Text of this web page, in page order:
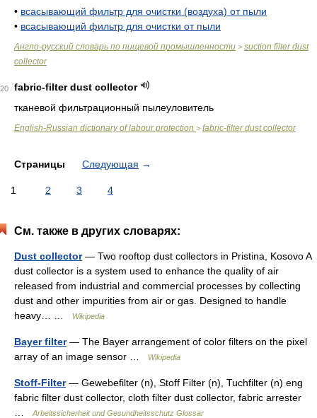
• всасывающий фильтр для очистки (воздуха) от пыли
• всасывающий фильтр для очистки от пыли
Англо-русский словарь по пищевой промышленности > suction filter dust
collector
20
fabric-filter dust collector
тканевой фильтрационный пылеуловитель
English-Russian dictionary of labour protection > fabric-filter dust collector
Страницы Следующая →
1 2 3 4
См. также в других словарях:
Dust collector— Two rooftop dust collectors in Pristina, Kosovo A
dust collector is a system used to enhance the quality of air
released from industrial and commercial processes by collecting
dust and other impurities from air or gas. Designed to handle
heavy… …
Wikipedia
Bayer filter— The Bayer arrangement of color filters on the pixel
array of an image sensor …
Wikipedia
Stoff-Filter— Gewebefilter (n), Stoff Filter (n), Tuchfilter (n) eng
fabric filter dust collector, cloth filter dust collector, fabric arrester
Arbeitssicherheit und Gesundheitsschutz Glossar